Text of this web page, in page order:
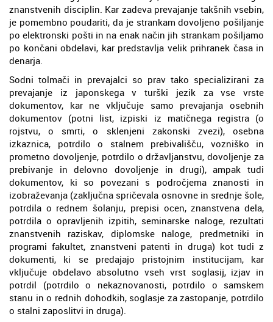
znanstvenih disciplin. Kar zadeva prevajanje takšnih vsebin,
je pomembno poudariti, da je strankam dovoljeno pošiljanje
po elektronski pošti in na enak način jih strankam pošiljamo
po končani obdelavi, kar predstavlja velik prihranek časa in
denarja.
Sodni tolmači in prevajalci so prav tako specializirani za
prevajanje iz japonskega v turški jezik za vse vrste
dokumentov, kar ne vključuje samo prevajanja osebnih
dokumentov (potni list, izpiski iz matičnega registra (o
rojstvu, o smrti, o sklenjeni zakonski zvezi), osebna
izkaznica, potrdilo o stalnem prebivališču, vozniško in
prometno dovoljenje, potrdilo o državljanstvu, dovoljenje za
prebivanje in delovno dovoljenje in drugi), ampak tudi
dokumentov, ki so povezani s področjema znanosti in
izobraževanja (zaključna spričevala osnovne in srednje šole,
potrdila o rednem šolanju, prepisi ocen, znanstvena dela,
potrdila o opravljenih izpitih, seminarske naloge, rezultati
znanstvenih raziskav, diplomske naloge, predmetniki in
programi fakultet, znanstveni patenti in druga) kot tudi z
dokumenti, ki se predajajo pristojnim institucijam, kar
vključuje obdelavo absolutno vseh vrst soglasij, izjav in
potrdil (potrdilo o nekaznovanosti, potrdilo o samskem
stanu in o rednih dohodkih, soglasje za zastopanje, potrdilo
o stalni zaposlitvi in druga).